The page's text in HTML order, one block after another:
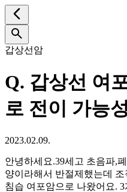
갑상선암
Q. 갑상선 여
로 전이 가능
2023.02.09.
안녕하세요.39세고 초음파,
양이라해서 반절제했는데
침습 여포암으로 나왔어요.